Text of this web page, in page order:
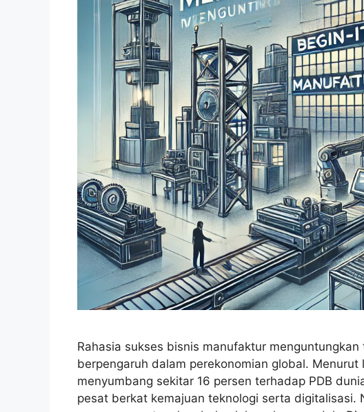
Rahasia sukses bisnis manufaktur
berpengaruh dalam perekonomian global. Menurut
menyumbang sekitar 16 persen terhadap PDB
pesat berkat kemajuan teknologi serta digitalisasi.